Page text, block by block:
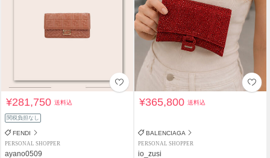
¥281,750送料込
関税負担なし
FENDI
PERSONAL SHOPPER
ayano0509
¥365,800送料込
BALENCIAGA
PERSONAL SHOPPER
io_zusi